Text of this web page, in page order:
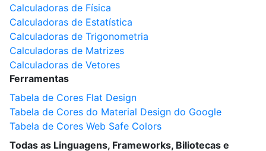
Calculadoras de Física
Calculadoras de Estatística
Calculadoras de Trigonometria
Calculadoras de Matrizes
Calculadoras de Vetores
Ferramentas
Tabela de Cores Flat Design
Tabela de Cores do Material Design do Google
Tabela de Cores Web Safe Colors
Todas as Linguagens, Frameworks, Biliotecas e